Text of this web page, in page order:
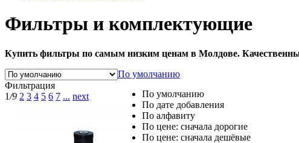
Фильтры и комплектующие
​Купить фильтры по самым низким ценам в Молдове.
По умолчанию
Фильтрация
1/9 2 3 4 5 6 7 ... next
По умолчанию
По дате добавления
По алфавиту
По цене: сначала дорогие
По цене: сначала дешёвые